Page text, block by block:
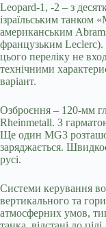
Leopard-1, -2 – з
ізраїльським танком
американським
французьким
цього переліку не
технічними
варіант.
Озброєння – 120-мм
Rheinmetall. З
Ще один MG3
заряджається.
русі.
Системи керування
вертикального та
атмосферних умов,